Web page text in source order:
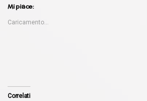
Mi piace:
Caricamento...
Correlati